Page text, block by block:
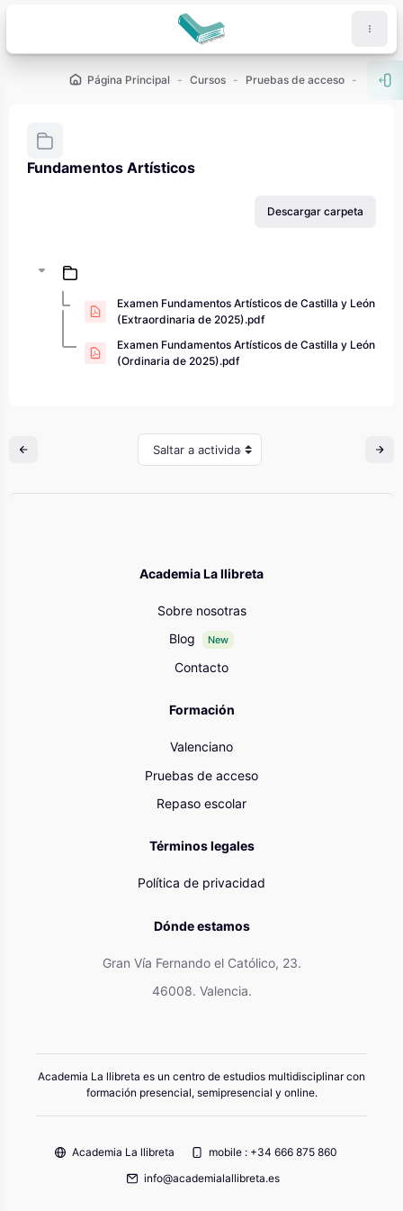
Página Principal Cursos Pruebas de acceso PAU -
Fundamentos Artísticos
Descargar carpeta
Examen Fundamentos Artísticos de Castilla y León
(Extraordinaria de 2025).pdf
Examen Fundamentos Artísticos de Castilla y León
(Ordinaria de 2025).pdf
Saltar a actividad
Academia La llibreta
Sobre nosotras
Blog
New
Contacto
Formación
Valenciano
Pruebas de acceso
Repaso escolar
Términos legales
Política de privacidad
Dónde estamos
Gran Vía Fernando el Católico, 23.
46008. Valencia.
Academia La llibreta es un centro de estudios multidisciplinar con
formación presencial, semipresencial y online.
Academia La llibreta
mobile : +34 666 875 860
info@academialallibreta.es